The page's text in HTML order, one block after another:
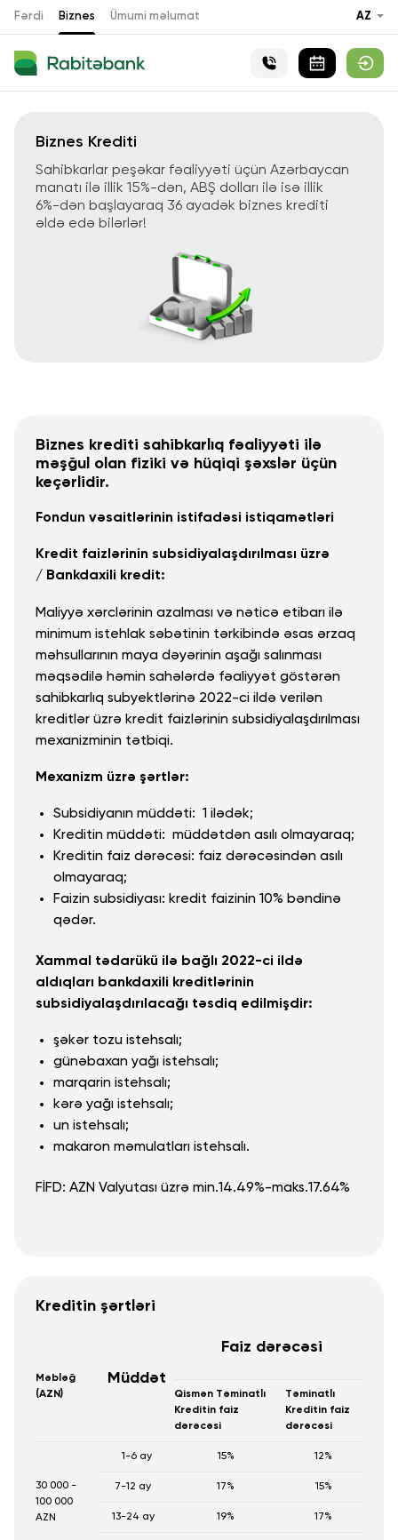
Fərdi Biznes Ümumi məlumat AZ
Biznes Krediti
Sahibkarlar peşəkar fəaliyyəti üçün Azərbaycan
manatı ilə illik 15%-dən, ABŞ dolları ilə isə illik
6%-dən başlayaraq 36 ayadək biznes krediti
əldə edə bilərlər!
Biznes krediti sahibkarlıq fəaliyyəti ilə
məşğul olan fiziki və hüqiqi şəxslər üçün
keçərlidir.
Fondun vəsaitlərinin istifadəsi istiqamətləri
Kredit faizlərinin subsidiyalaşdırılması üzrə
/ Bankdaxili kredit:
Maliyyə xərclərinin azalması və nəticə etibarı ilə
minimum istehlak səbətinin tərkibində əsas ərzaq
məhsullarının maya dəyərinin aşağı salınması
məqsədilə həmin sahələrdə fəaliyyət göstərən
sahibkarlıq subyektlərinə 2022-ci ildə verilən
kreditlər üzrə kredit faizlərinin subsidiyalaşdırılması
mexanizminin tətbiqi.
Mexanizm üzrə şərtlər:
Subsidiyanın müddəti: 1 ilədək;
Kreditin müddəti: müddətdən asılı olmayaraq;
Kreditin faiz dərəcəsi: faiz dərəcəsindən asılı
olmayaraq;
Faizin subsidiyası: kredit faizinin 10% bəndinə
qədər.
Xammal tədarükü ilə bağlı 2022-ci ildə
aldıqları bankdaxili kreditlərinin
subsidiyalaşdırılacağı təsdiq edilmişdir:
şəkər tozu istehsalı;
günəbaxan yağı istehsalı;
marqarin istehsalı;
kərə yağı istehsalı;
un istehsalı;
makaron məmulatları istehsalı.
FİFD: AZN Valyutası üzrə min.14.49%-maks.17.64%
Kreditin şərtləri
Məbləğ
(AZN)
Müddət
Faiz dərəcəsi
Qismən Təminatlı
Kreditin faiz
dərəcəsi
Təminatlı
Kreditin faiz
dərəcəsi
30 000 -
100 000
AZN
1-6 ay 15% 12%
7-12 ay 17% 15%
13-24 ay 19% 17%